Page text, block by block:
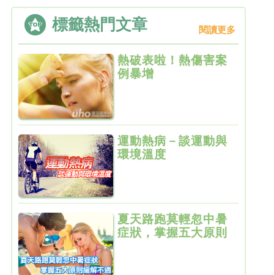
標籤熱門文章 閱讀更多
熱破表啦！熱傷害案
例暴增
運動熱病－談運動與
環境溫度
夏天路跑莫輕忽中暑
症狀，掌握五大原則